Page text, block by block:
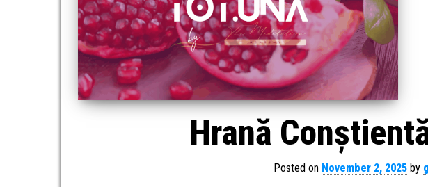
Hrană
Posted on November 2, 2025by